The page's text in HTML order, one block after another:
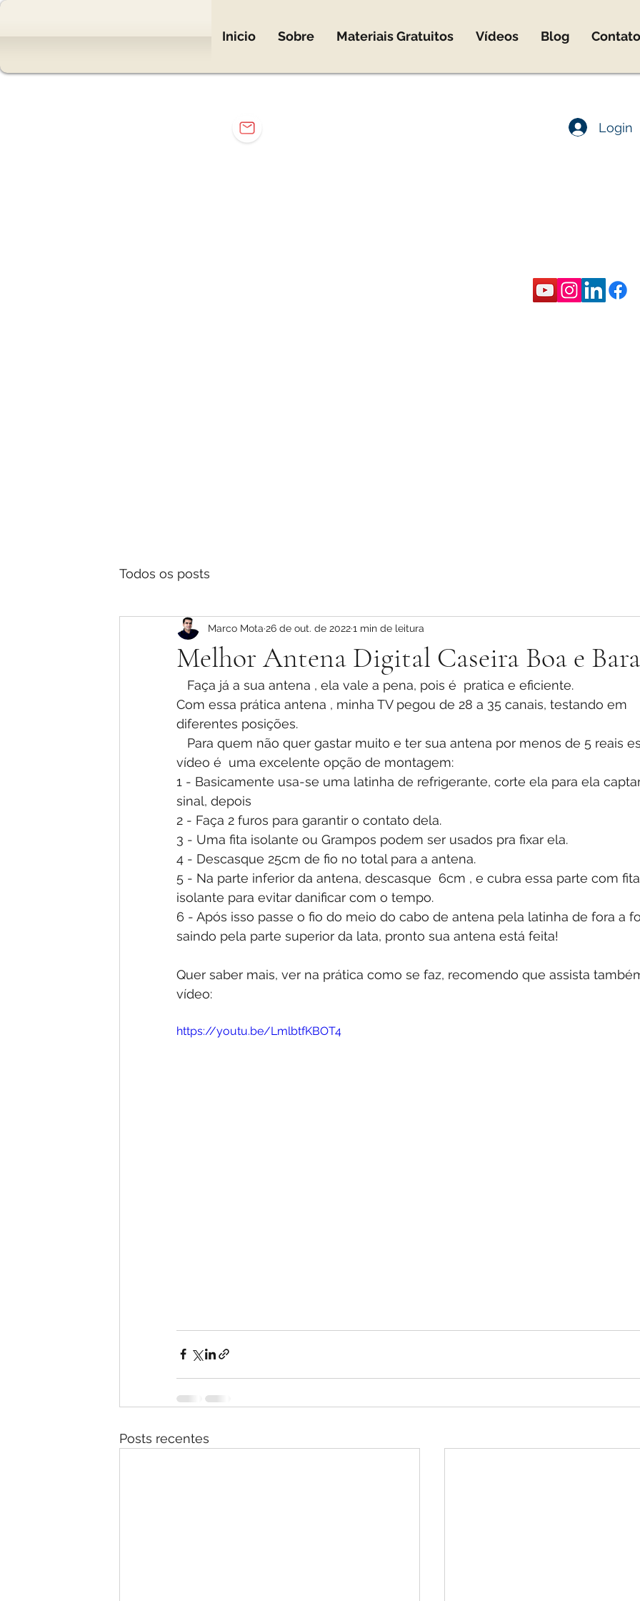
Inicio Sobre Materiais Gratuitos Vídeos Blog Contato
Login
Todos os posts
Melhor Antena Digital Caseira Boa e
Marco Mota 26 de out. de 20221 min de leitura
   Faça já a sua antena , ela vale a pena, pois é  pratica e eficiente.
Com essa prática antena , minha TV pegou de 28 a 35 canais, testando em
diferentes posições.
vídeo é  uma excelente opção de montagem:
1 - Basicamente usa-se uma latinha de refrigerante, corte ela para ela
sinal, depois
2 - Faça 2 furos para garantir o contato dela.
3 - Uma fita isolante ou Grampos podem ser usados pra fixar ela.
4 - Descasque 25cm de fio no total para a antena.
5 - Na parte inferior da antena, descasque  6cm , e cubra essa parte com
isolante para evitar danificar com o tempo.
6 - Após isso passe o fio do meio do cabo de antena pela latinha de fora a
saindo pela parte superior da lata, pronto sua antena está feita!
Quer saber mais, ver na prática como se faz, recomendo que assista
vídeo:
https://youtu.be/LmlbtfKBOT4
Posts recentes